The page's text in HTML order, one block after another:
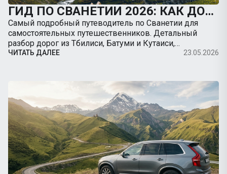
ГИД ПО СВАНЕТИИ 2026: КАК ДОБРАТЬСЯ В МЕСТИЮ НА МАШИНЕ, ДОРОГИ И ЛУЧШИЕ ТРЕККИНГИ
Самый подробный путеводитель по Сванетии для
самостоятельных путешественников. Детальный
разбор дорог из Тбилиси, Батуми и Кутаиси,
безопасность на серпантинах, заправки, цены и
ЧИТАТЬ ДАЛЕЕ 23.05.2026